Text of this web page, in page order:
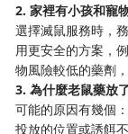
2. 家裡有小孩和寵
選擇滅鼠服務時，
用更安全的方案，
物風險較低的藥劑
3. 為什麼老鼠藥放
可能的原因有幾個
投放的位置或誘餌